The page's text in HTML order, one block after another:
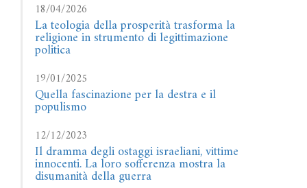
18/04/2026
La teologia della prosperità trasforma la
religione in strumento di legittimazione
politica
19/01/2025
Quella fascinazione per la destra e il
populismo
12/12/2023
Il dramma degli ostaggi israeliani, vittime
innocenti. La loro sofferenza mostra la
disumanità della guerra